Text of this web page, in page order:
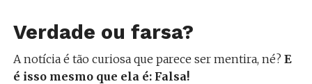
Verdade ou farsa?
A notícia é tão curiosa que parece ser mentira, né? E
é isso mesmo que ela é: Falsa!